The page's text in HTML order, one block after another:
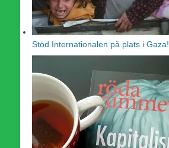
Stöd Internationalen på plats i Gaza!